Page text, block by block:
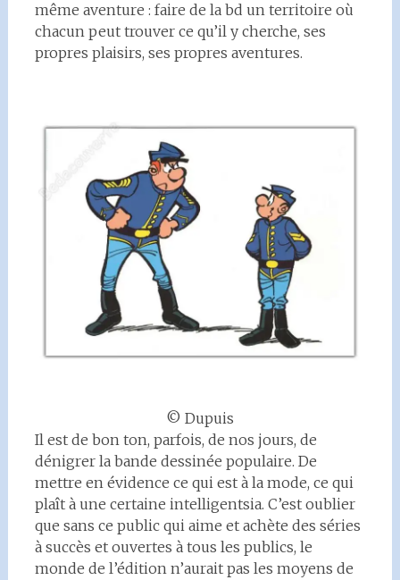
même aventure : faire de la bd un territoire où
chacun peut trouver ce qu’il y cherche, ses
propres plaisirs, ses propres aventures.
© Dupuis
Il est de bon ton, parfois, de nos jours, de
dénigrer la bande dessinée populaire. De
mettre en évidence ce qui est à la mode, ce qui
plaît à une certaine intelligentsia. C’est oublier
que sans ce public qui aime et achète des séries
à succès et ouvertes à tous les publics, le
monde de l’édition n’aurait pas les moyens de